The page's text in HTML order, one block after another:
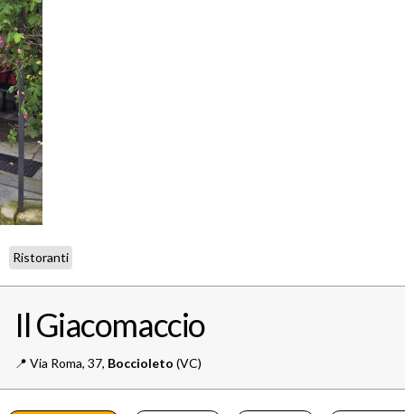
Ristoranti
Il Giacomaccio
📍️ Via Roma, 37, Boccioleto (VC)